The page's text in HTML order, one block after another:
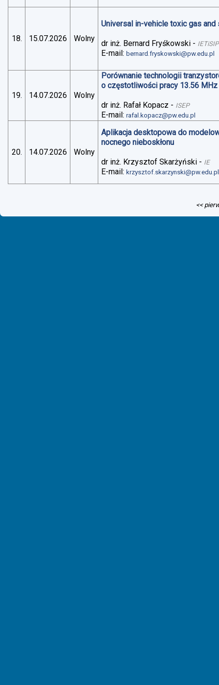
18. 15.07.2026 Wolny
Universal in-vehicle toxic gas
dr inż. Bernard Fryśkowski - IETiSIP
E-mail:bernard.fryskowski@pw.edu.pl
19. 14.07.2026 Wolny
Porównanie technologii
o częstotliwości pracy 13.56 MHz
dr inż. Rafał Kopacz - ISEP
E-mail:rafal.kopacz@pw.edu.pl
20. 14.07.2026 Wolny
Aplikacja desktopowa do
nocnego nieboskłonu
dr inż. Krzysztof Skarżyński - IE
E-mail:krzysztof.skarzynski@pw.edu.pl
<<